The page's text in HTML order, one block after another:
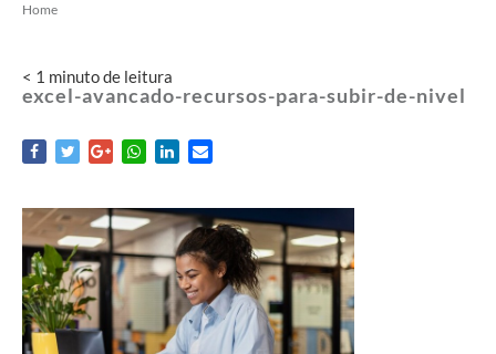
Home
< 1 minutode leitura
excel-avancado-recursos-para-subir-de-nivel